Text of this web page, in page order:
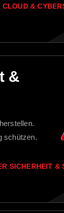
CLOUD &
&
schützen.
SICHERHEIT &